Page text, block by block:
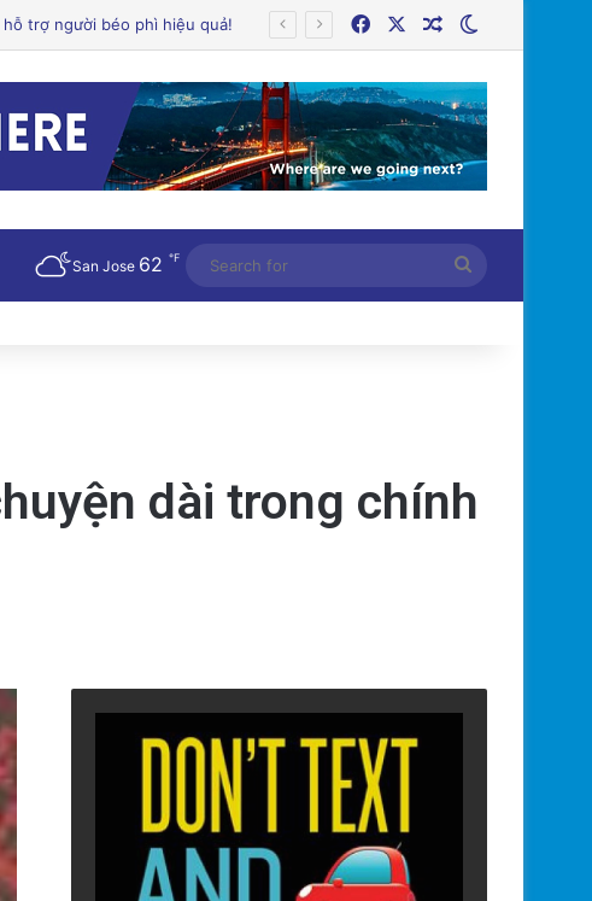
FacebookRandom Article
San Jose 62 ℉
for
dài trong chính